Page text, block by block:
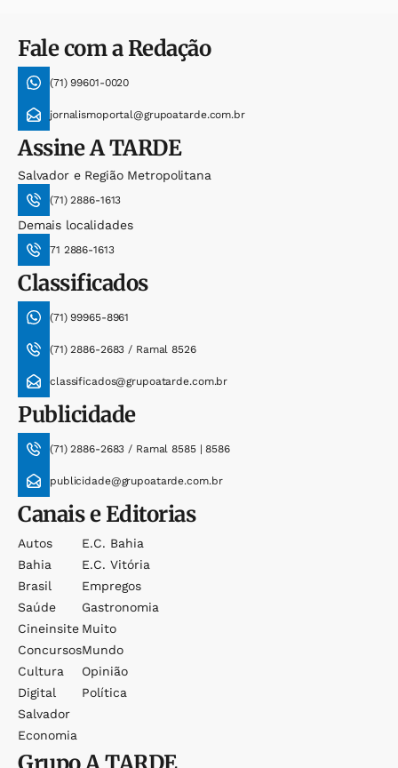
Fale com a Redação
(71) 99601-0020
jornalismoportal@grupoatarde.com.br
AssineA TARDE
Salvador e Região Metropolitana
(71) 2886-1613
Demais localidades
71 2886-1613
Classificados
(71) 99965-8961
(71) 2886-2683 / Ramal 8526
classificados@grupoatarde.com.br
Publicidade
(71) 2886-2683 / Ramal 8585 | 8586
publicidade@grupoatarde.com.br
Canais e Editorias
Autos
Bahia
Brasil
Saúde
Cineinsite
Concursos
Cultura
Digital
Salvador
Economia
E.c. Bahia
E.c. Vitória
Empregos
Gastronomia
Muito
Mundo
Opinião
Política